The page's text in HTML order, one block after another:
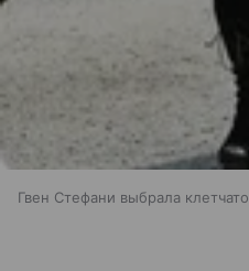
Гвен Стефани выбрала